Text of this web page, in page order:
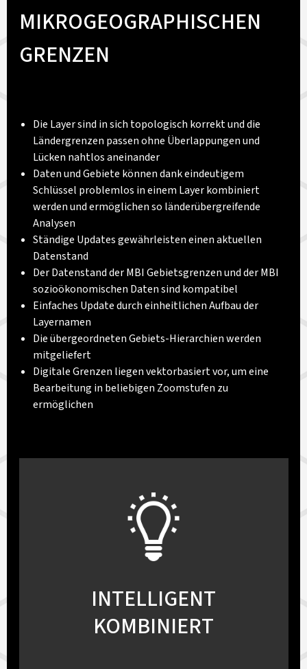
MIKROGEOGRAPHISCHEN
GRENZEN
Die Layer sind in sich topologisch korrekt und die
Ländergrenzen passen ohne Überlappungen und
Lücken nahtlos aneinander
Daten und Gebiete können dank eindeutigem
Schlüssel problemlos in einem Layer kombiniert
werden und ermöglichen so länderübergreifende
Analysen
Ständige Updates gewährleisten einen aktuellen
Datenstand
Der Datenstand der MBI Gebietsgrenzen und der MBI
sozioökonomischen Daten sind kompatibel
Einfaches Update durch einheitlichen Aufbau der
Layernamen
Die übergeordneten Gebiets-Hierarchien werden
mitgeliefert
Digitale Grenzen liegen vektorbasiert vor, um eine
Bearbeitung in beliebigen Zoomstufen zu
ermöglichen
INTELLIGENT
KOMBINIERT